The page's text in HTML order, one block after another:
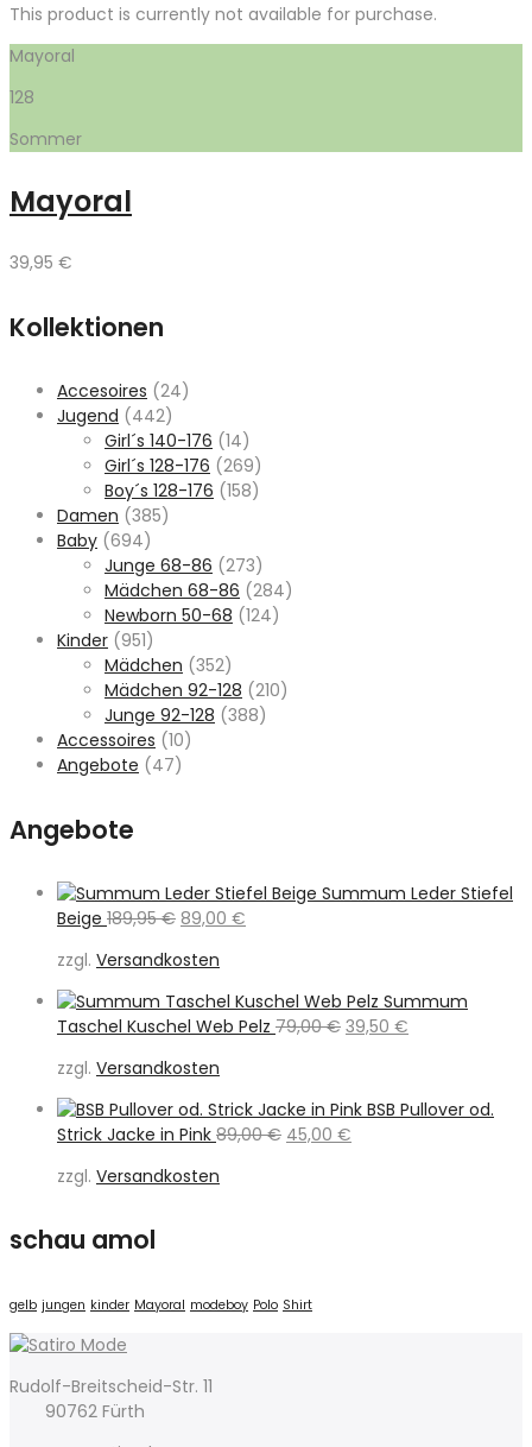
This product is currently not available for purchase.
Mayoral
128
Sommer
Mayoral
39,95 €
Kollektionen
Accesoires (24)
Jugend (442)
Girl´s 140-176 (14)
Girl´s 128-176 (269)
Boy´s 128-176 (158)
Damen (385)
Baby (694)
Junge 68-86 (273)
Mädchen 68-86 (284)
Newborn 50-68 (124)
Kinder (951)
Mädchen (352)
Mädchen 92-128 (210)
Junge 92-128 (388)
Accessoires (10)
Angebote (47)
Angebote
Summum Leder Stiefel
Beige 189,95€ Ursprünglicher
war:
189,95 €
89,00 €
89,00 €.
zzgl. Versandkosten
Summum
Taschel Kuschel Web Pelz 79,00€ Ursprünglicher
79,00 €
39,50 €
39,50 €.
zzgl. Versandkosten
BSB Pullover od.
Strick Jacke in Pink 89,00€ Ursprünglicher
45,00 €
zzgl. Versandkosten
schau amol
gelb jungen kinder Mayoral modeboy Polo Shirt
Rudolf-Breitscheid-Str. 11
90762 Fürth